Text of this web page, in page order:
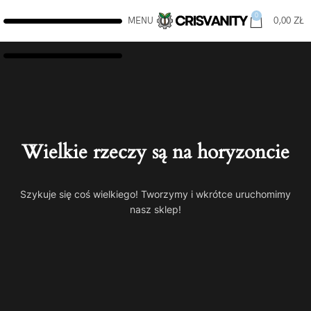
MENU 0 0,00 ZŁ
Wielkie rzeczy są na horyzoncie
Szykuje się coś wielkiego! Tworzymy i wkrótce uruchomimy
nasz sklep!